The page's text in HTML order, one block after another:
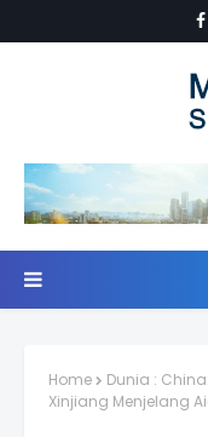
Home
Dunia :
Xinjiang Menjelang